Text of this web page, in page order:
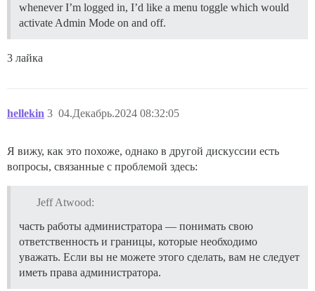
whenever I’m logged in, I’d like a menu toggle which would
activate Admin Mode on and off.
3 лайка
hellekin 04.Декабрь.2024 08:32:05
3
Я вижу, как это похоже, однако в другой дискуссии есть
вопросы, связанные с проблемой здесь:
Jeff Atwood:
часть работы администратора — понимать свою
ответственность и границы, которые необходимо
уважать. Если вы не можете этого сделать, вам не следует
иметь права администратора.